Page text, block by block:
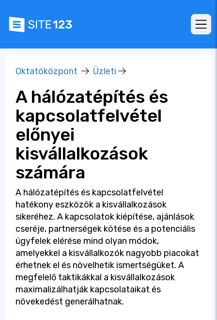
Oktatóközpont Üzleti
A hálózatépítés és
kapcsolatfelvétel
előnyei
kisvállalkozások
számára
A hálózatépítés és kapcsolatfelvétel
hatékony eszközök a kisvállalkozások
sikeréhez. A kapcsolatok kiépítése, ajánlások
cseréje, partnerségek kötése és a potenciális
ügyfelek elérése mind olyan módok,
amelyekkel a kisvállalkozók nagyobb piacokat
érhetnek el és növelhetik ismertségüket. A
megfelelő taktikákkal a kisvállalkozások
maximalizálhatják kapcsolataikat és
növekedést generálhatnak.